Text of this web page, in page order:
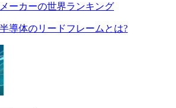
ーカーの世界ランキング
導体のリードフレームとは?